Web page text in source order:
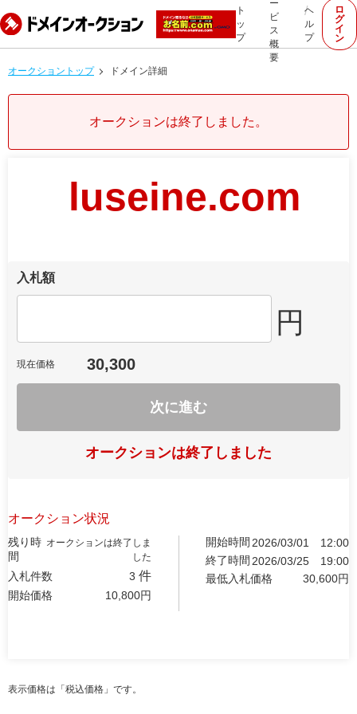
ト
ッ
プ
ー
ビ
ス
概
要
ヘ
ル
プ
ロ
グ
イ
ン
オークショントップ ドメイン詳細
オークションは終了しました。
luseine.com
入札額
円
現在価格 30,300
次に進む
オークションは終了しました
オークション状況
残り時
間
オークションは終了しま
した
入札件数 3 件
開始価格 10,800円
開始時間 2026/03/01
12:00
終了時間 2026/03/25
19:00
最低入札価格
30,600円
表示価格は「税込価格」です。